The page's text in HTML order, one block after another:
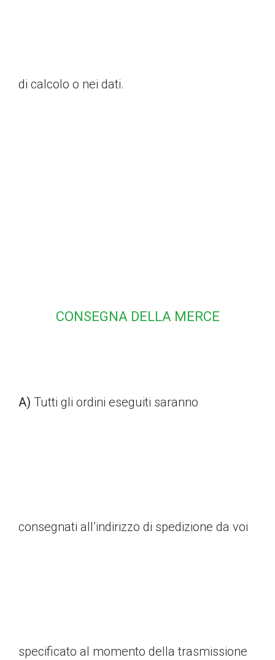
di calcolo o nei dati.
CONSEGNA DELLA MERCE
A) Tutti gli ordini eseguiti saranno
consegnati all’indirizzo di spedizione da voi
specificato al momento della trasmissione